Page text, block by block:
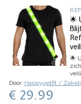
🌟
🌟
Door: Happygetfit /
€ 29.99